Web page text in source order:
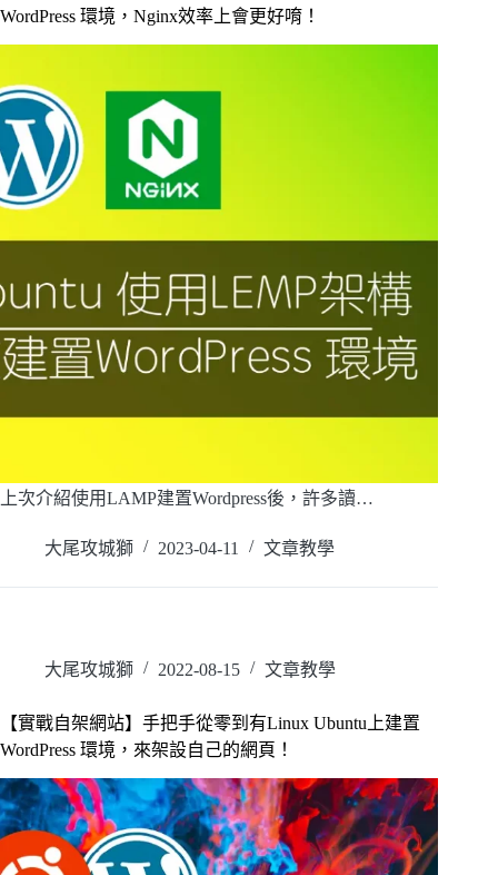
WordPress 環境，Nginx效率上會更好唷！
上次介紹使用LAMP建置Wordpress後，許多讀…
大尾攻城獅 2023-04-11 文章教學
大尾攻城獅 2022-08-15 文章教學
【實戰自架網站】手把手從零到有Linux Ubuntu上建置
WordPress 環境，來架設自己的網頁！